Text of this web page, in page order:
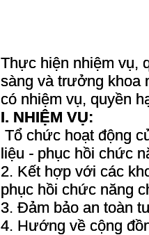
Thực hiện nhiệm vụ,
sàng và trưởng khoa
có nhiệm vụ, quyền
I. NHIỆM VỤ:
Tổ chức hoạt động
liệu - phục hồi chức
2. Kết hợp với các
phục hồi chức năng
3. Đảm bảo an toàn
4. Hướng về cộng